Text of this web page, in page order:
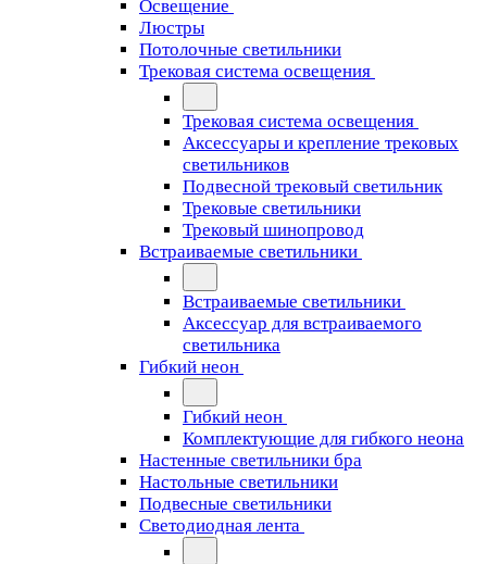
Освещение
Люстры
Потолочные светильники
Трековая система освещения
Трековая система освещения
Аксессуары и крепление трековых
светильников
Подвесной трековый светильник
Трековые светильники
Трековый шинопровод
Встраиваемые светильники
Встраиваемые светильники
Аксессуар для встраиваемого
светильника
Гибкий неон
Гибкий неон
Комплектующие для гибкого неона
Настенные светильники бра
Настольные светильники
Подвесные светильники
Светодиодная лента